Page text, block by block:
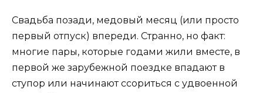
Свадьба позади, медовый месяц (или просто
первый отпуск) впереди. Странно, но факт:
многие пары, которые годами жили вместе, в
первой же зарубежной поездке впадают в
ступор или начинают ссориться с удвоенной